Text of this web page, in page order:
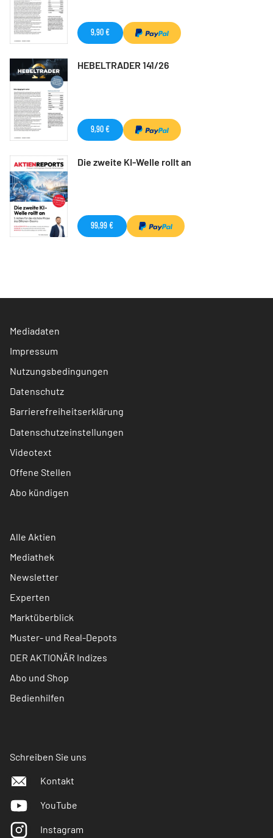
9,90 €
HEBELTRADER 141/26
9,90 €
Die zweite KI-Welle rollt an
99,99 €
Mediadaten
Impressum
Nutzungsbedingungen
Datenschutz
Barrierefreiheitserklärung
Datenschutzeinstellungen
Videotext
Offene Stellen
Abo kündigen
Alle Aktien
Mediathek
Newsletter
Experten
Marktüberblick
Muster- und Real-Depots
DER AKTIONÄR Indizes
Abo und Shop
Bedienhilfen
Schreiben Sie uns
Kontakt
YouTube
Instagram